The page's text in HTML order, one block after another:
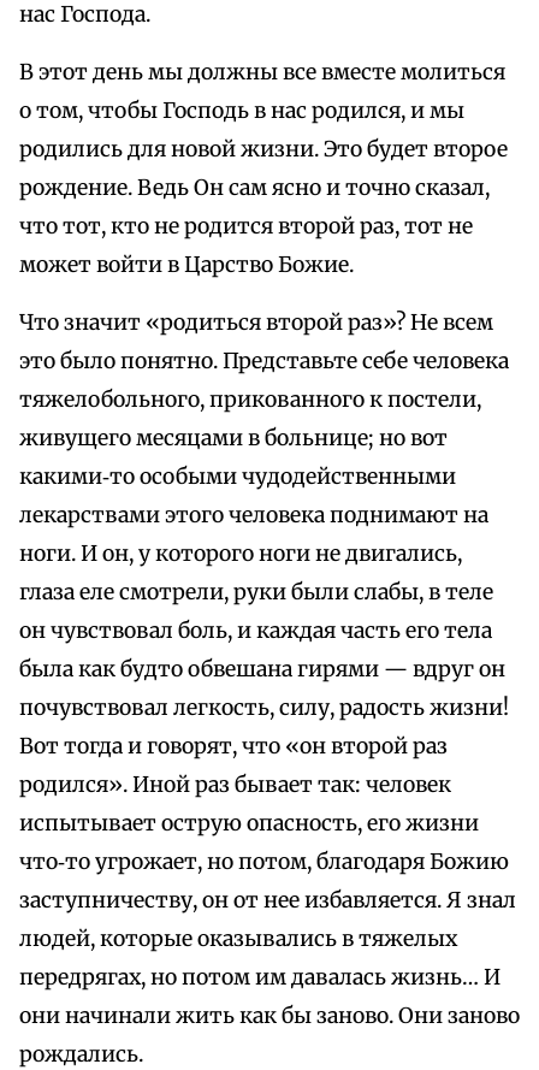
нас Господа.
В этот день мы должны все вместе молиться
о том, чтобы Господь в нас родился, и мы
родились для новой жизни. Это будет второе
рождение. Ведь Он сам ясно и точно сказал,
что тот, кто не родится второй раз, тот не
может войти в Царство Божие.
Что значит «родиться второй раз»? Не всем
это было понятно. Представьте себе человека
тяжелобольного, прикованного к постели,
живущего месяцами в больнице; но вот
какими‑то особыми чудодейственными
лекарствами этого человека поднимают на
ноги. И он, у которого ноги не двигались,
глаза еле смотрели, руки были слабы, в теле
он чувствовал боль, и каждая часть его тела
была как будто обвешана гирями — вдруг он
почувствовал легкость, силу, радость жизни!
Вот тогда и говорят, что «он второй раз
родился». Иной раз бывает так: человек
испытывает острую опасность, его жизни
что‑то угрожает, но потом, благодаря Божию
заступничеству, он от нее избавляется. Я знал
людей, которые оказывались в тяжелых
передрягах, но потом им давалась жизнь… И
они начинали жить как бы заново. Они заново
рождались.